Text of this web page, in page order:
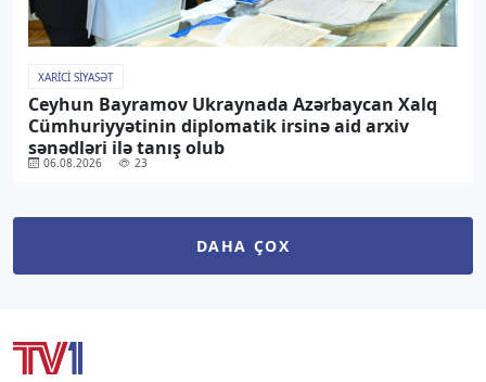
XARICI SIYASƏT
Ceyhun Bayramov Ukraynada Azərbaycan Xalq
Cümhuriyyətinin diplomatik irsinə aid arxiv
sənədləri ilə tanış olub
06.08.2026 23
DAHA ÇOX